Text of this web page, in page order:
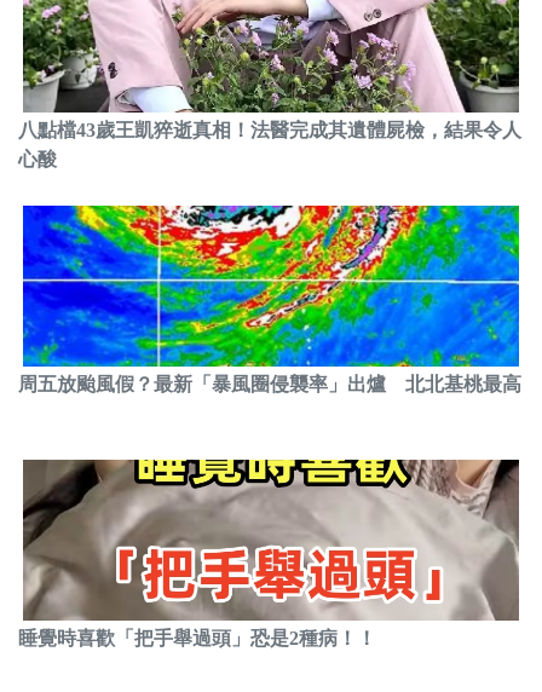
八點檔43歲王凱猝逝真相！法醫完成其遺體屍檢，結果令人
心酸
周五放颱風假？最新「暴風圈侵襲率」出爐 北北基桃最高
睡覺時喜歡「把手舉過頭」恐是2種病！！